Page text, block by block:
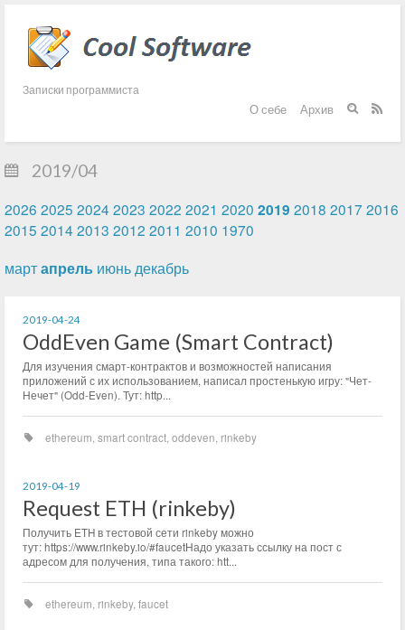
Записки программиста
О себе Архив  
2019/04
2026 2025 2024 2023 2022 2021 2020 2019 2018 2017 2016
2015 2014 2013 2012 2011 2010 1970
мартапрель июньдекабрь
2019-04-24
OddEven Game (Smart Contract)
Для изучения смарт-контрактов и возможностей написания
приложений с их использованием, написал простенькую игру: "Чет-
Нечет" (Odd-Even). Тут: http...
ethereum smart contract oddeven rinkeby
2019-04-19
Request ETH (rinkeby)
Получить ETH в тестовой сети rinkeby можно
тут: https://www.rinkeby.io/#faucetНадо указать ссылку на пост с
адресом для получения, типа такого: htt...
ethereum rinkeby, faucet